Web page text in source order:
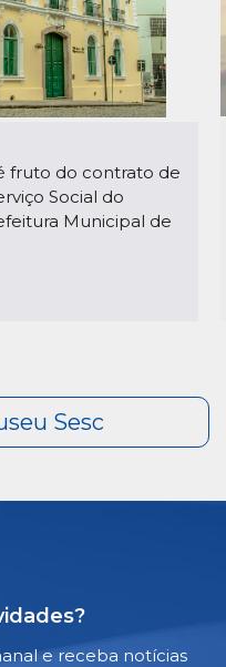
fruto do contrato de
Social do
Municipal de
e receba notícias